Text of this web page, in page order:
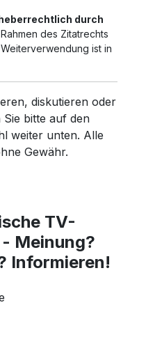
durch
des Zitatrechts
ist in
diskutieren oder
bitte auf den
weiter unten. Alle
Gewähr.
TV-
Meinung?
Informieren!